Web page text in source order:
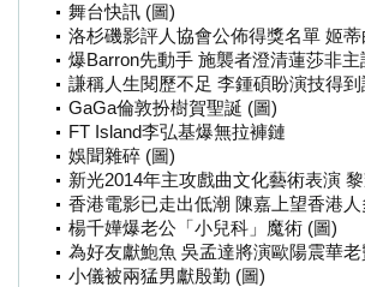
舞台快訊 (圖)
洛杉磯影評人協會公佈得獎名單 姬
爆Barron先動手 施襲者澄清蓮莎非主
謙稱人生閱歷不足 李鍾碩盼演技得到
GaGa倫敦扮樹賀聖誕 (圖)
FT Island李弘基爆無拉褲鏈
娛聞雜碎 (圖)
新光2014年主攻戲曲文化藝術表演
香港電影已走出低潮 陳嘉上望香港
楊千嬅爆老公「小兒科」魔術 (圖)
為好友獻鮑魚 吳孟達將演歐陽震華老
小儀被兩猛男獻殷勤 (圖)